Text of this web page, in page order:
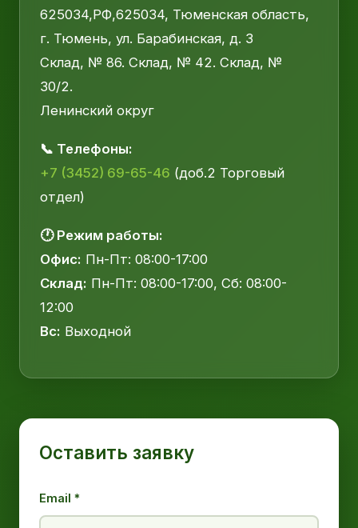
625034,РФ,625034, Тюменская область,
г. Тюмень, ул. Барабинская, д. 3
Склад, № 86. Склад, № 42. Склад, №
30/2.
Ленинский округ
📞 Телефоны:
+7 (3452) 69-65-46 (доб.2 Торговый
отдел)
🕐 Режим работы:
Офис: Пн-Пт: 08:00-17:00
Склад: Пн-Пт: 08:00-17:00, Сб: 08:00-
12:00
Вс: Выходной
Оставить заявку
Email *